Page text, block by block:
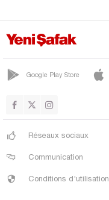
Niğde
Ordu
Osmaniye
Rize
Sakarya
Samsun
Şanlıurfa
Siirt
Google Play Store
Réseaux sociaux
Communication
Conditions d'utilisation